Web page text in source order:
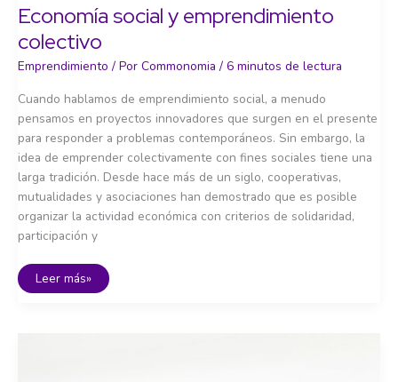
Economía social y emprendimiento
colectivo
Emprendimiento / Por Commonomia / 6 minutos de lectura
Cuando hablamos de emprendimiento social, a menudo
pensamos en proyectos innovadores que surgen en el presente
para responder a problemas contemporáneos. Sin embargo, la
idea de emprender colectivamente con fines sociales tiene una
larga tradición. Desde hace más de un siglo, cooperativas,
mutualidades y asociaciones han demostrado que es posible
organizar la actividad económica con criterios de solidaridad,
participación y
Economía
social
Leer más»